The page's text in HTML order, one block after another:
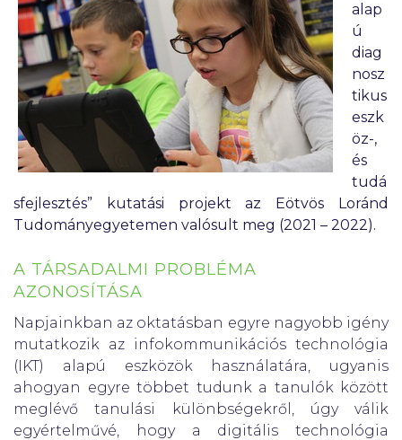
alap
ú
diag
nosz
tikus
eszk
öz-,
és
tudá
sfejlesztés” kutatási projekt az Eötvös Loránd
Tudományegyetemen valósult meg (2021 – 2022).
A TÁRSADALMI PROBLÉMA
AZONOSÍTÁSA
Napjainkban az oktatásban egyre nagyobb igény
mutatkozik az infokommunikációs technológia
(IKT) alapú eszközök használatára, ugyanis
ahogyan egyre többet tudunk a tanulók között
meglévő tanulási különbségekről, úgy válik
egyértelművé, hogy a digitális technológia